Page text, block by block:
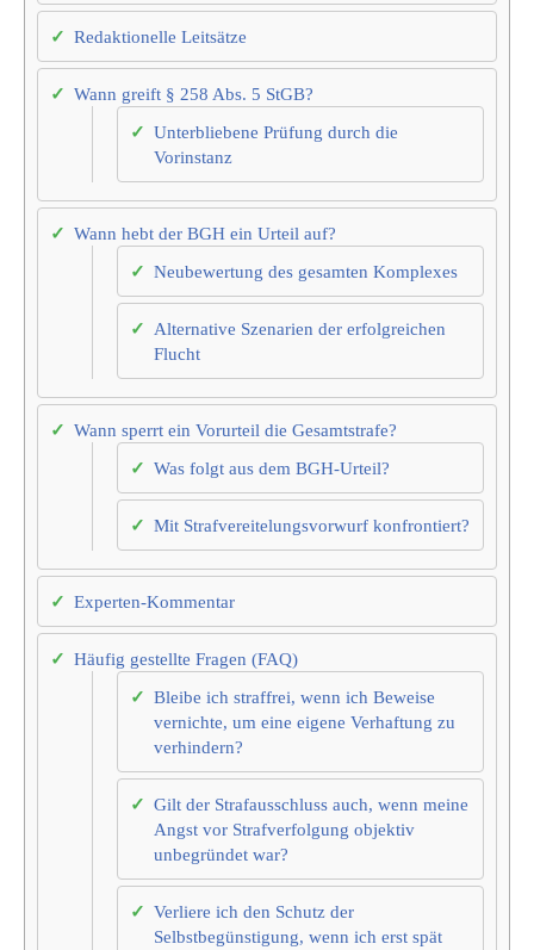
Redaktionelle Leitsätze
Wann greift § 258 Abs. 5 StGB?
Unterbliebene Prüfung durch die
Vorinstanz
Wann hebt der BGH ein Urteil auf?
Neubewertung des gesamten Komplexes
Alternative Szenarien der erfolgreichen
Flucht
Wann sperrt ein Vorurteil die Gesamtstrafe?
Was folgt aus dem BGH-Urteil?
Mit Strafvereitelungsvorwurf konfrontiert?
Experten-Kommentar
Häufig gestellte Fragen (FAQ)
Bleibe ich straffrei, wenn ich Beweise
vernichte, um eine eigene Verhaftung zu
verhindern?
Gilt der Strafausschluss auch, wenn meine
Angst vor Strafverfolgung objektiv
unbegründet war?
Verliere ich den Schutz der
Selbstbegünstigung, wenn ich erst spät